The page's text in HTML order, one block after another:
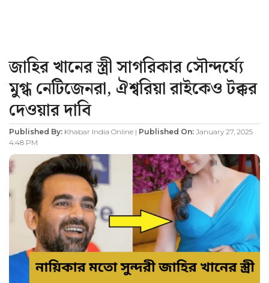
জাহির খানের স্ত্রী সাগরিকার সৌন্দর্য্যে
মুগ্ধ নেটিজেনরা, ঐশ্বরিয়া রাইকেও টক্কর
দেওয়ার দাবি
Published By: Khabar India Online | Published On: January 27, 2025
4:48 PM